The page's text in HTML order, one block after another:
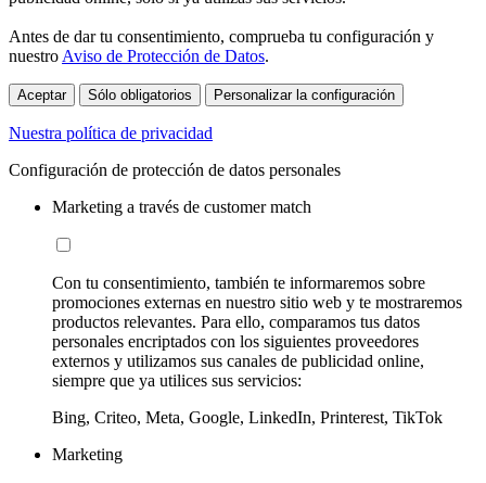
Antes de dar tu consentimiento, comprueba tu configuración y
nuestro Aviso de Protección de Datos.
Aceptar Sólo obligatorios Personalizar la configuración
Nuestra política de privacidad
Configuración de protección de datos personales
Marketing a través de customer match
Con tu consentimiento, también te informaremos sobre
promociones externas en nuestro sitio web y te mostraremos
productos relevantes. Para ello, comparamos tus datos
personales encriptados con los siguientes proveedores
externos y utilizamos sus canales de publicidad online,
siempre que ya utilices sus servicios:
Bing, Criteo, Meta, Google, LinkedIn, Printerest, TikTok
Marketing